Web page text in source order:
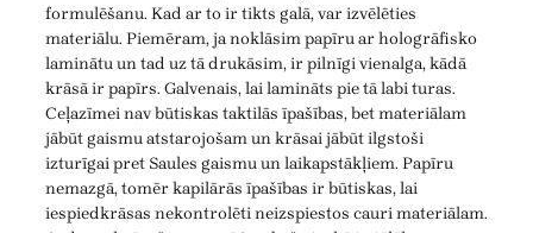
formulēšanu. Kad ar to ir tikts galā, var izvēlēties
materiālu. Piemēram, ja noklāsim papīru ar hologrāfisko
laminātu un tad uz tā drukāsim, ir pilnīgi vienalga, kādā
krāsā ir papīrs. Galvenais, lai lamināts pie tā labi turas.
Ceļazīmei nav būtiskas taktilās īpašības, bet materiālam
jābūt gaismu atstarojošam un krāsai jābūt ilgstoši
izturīgai pret Saules gaismu un laikapstākļiem. Papīru
nemazgā, tomēr kapilārās īpašības ir būtiskas, lai
iespiedkrāsas nekontrolēti neizspiestos cauri materiālam.